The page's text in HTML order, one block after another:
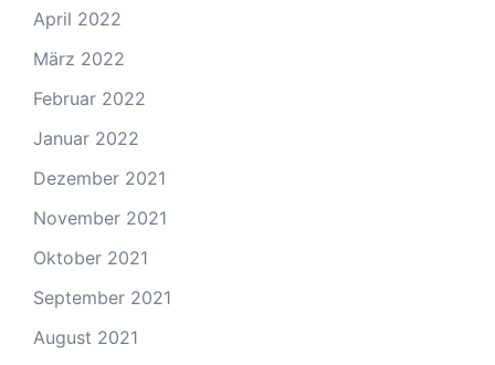
April 2022
März 2022
Februar 2022
Januar 2022
Dezember 2021
November 2021
Oktober 2021
September 2021
August 2021